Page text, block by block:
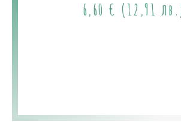
6,60 € (12,91